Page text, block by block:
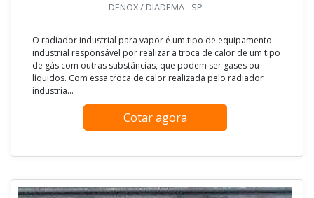
DENOX / DIADEMA - SP
O radiador industrial para vapor é um tipo de equipamento
industrial responsável por realizar a troca de calor de um tipo
de gás com outras substâncias, que podem ser gases ou
líquidos. Com essa troca de calor realizada pelo radiador
industria...
Cotar agora